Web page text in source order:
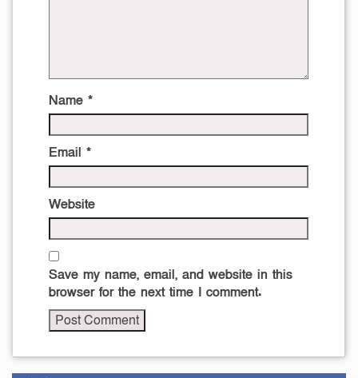
Name *
Email *
Website
Save my name, email, and website in this
browser for the next time I comment.